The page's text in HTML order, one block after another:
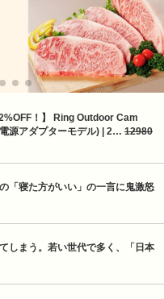
！】 Ring Outdoor Cam
源アダプターモデル) | 2… 12980
「寝た方がいい」の一言に鬼激怒
しまう。若い世代で多く、「日本